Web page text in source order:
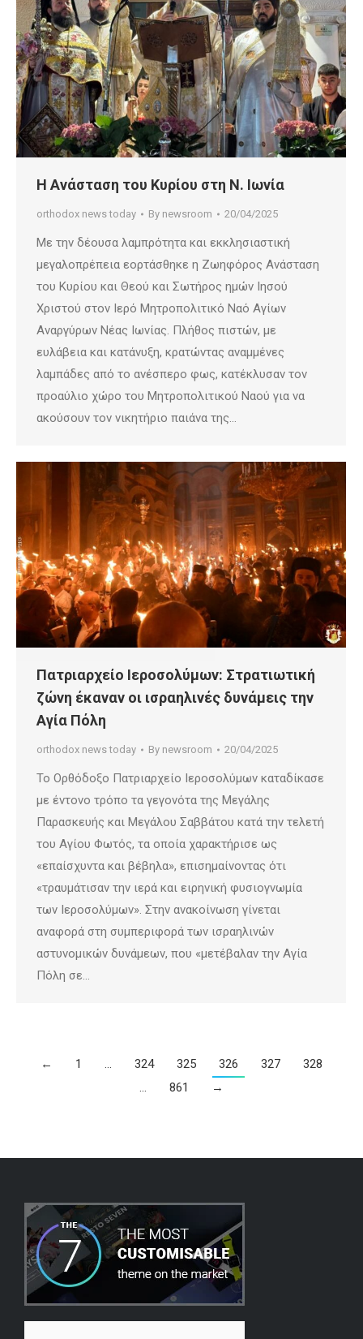
Η Ανάσταση του Κυρίου στη Ν. Ιωνία
orthodox news today By newsroom 20/04/2025
Με την δέουσα λαμπρότητα και εκκλησιαστική
μεγαλοπρέπεια εορτάσθηκε η Ζωηφόρος Ανάσταση
του Κυρίου και Θεού και Σωτήρος ημών Ιησού
Χριστού στον Ιερό Μητροπολιτικό Ναό Αγίων
Αναργύρων Νέας Ιωνίας. Πλήθος πιστών, με
ευλάβεια και κατάνυξη, κρατώντας αναμμένες
λαμπάδες από το ανέσπερο φως, κατέκλυσαν τον
προαύλιο χώρο του Μητροπολιτικού Ναού για να
ακούσουν τον νικητήριο παιάνα της…
Πατριαρχείο Ιεροσολύμων: Στρατιωτική
ζώνη έκαναν οι ισραηλινές δυνάμεις την
Αγία Πόλη
orthodox news today By newsroom 20/04/2025
Το Ορθόδοξο Πατριαρχείο Ιεροσολύμων καταδίκασε
με έντονο τρόπο τα γεγονότα της Μεγάλης
Παρασκευής και Μεγάλου Σαββάτου κατά την τελετή
του Αγίου Φωτός, τα οποία χαρακτήρισε ως
«επαίσχυντα και βέβηλα», επισημαίνοντας ότι
«τραυμάτισαν την ιερά και ειρηνική φυσιογνωμία
των Ιεροσολύμων». Στην ανακοίνωση γίνεται
αναφορά στη συμπεριφορά των ισραηλινών
αστυνομικών δυνάμεων, που «μετέβαλαν την Αγία
Πόλη σε…
← 1 … 324 325 326 327
328
…
861 →